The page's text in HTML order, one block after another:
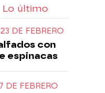
Lo último
DE FEBRERO
con
espinacas
DE FEBRERO